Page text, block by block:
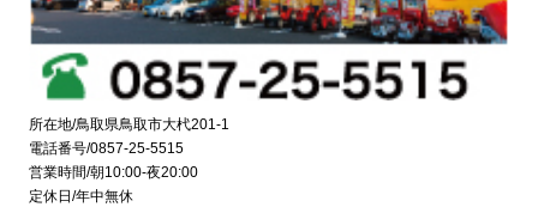
所在地/鳥取県鳥取市大杙201-1
電話番号/0857-25-5515
営業時間/朝10:00-夜20:00
定休日/年中無休